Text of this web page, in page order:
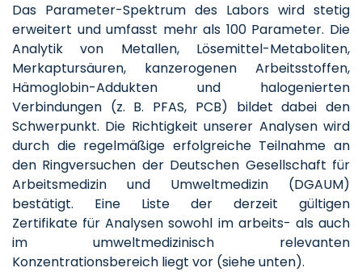
Das Parameter-Spektrum des Labors wird stetig
erweitert und umfasst mehr als 100 Parameter. Die
Analytik von Metallen, Lösemittel-Metaboliten,
Merkaptursäuren, kanzerogenen Arbeitsstoffen,
Hämoglobin-Addukten und halogenierten
Verbindungen (z. B. PFAS, PCB) bildet dabei den
Schwerpunkt. Die Richtigkeit unserer Analysen wird
durch die regelmäßige erfolgreiche Teilnahme an
den Ringversuchen der Deutschen Gesellschaft für
Arbeitsmedizin und Umweltmedizin (DGAUM)
bestätigt. Eine Liste der derzeit gültigen
Zertifikate für Analysen sowohl im arbeits- als auch
im umweltmedizinisch relevanten
Konzentrationsbereich liegt vor (siehe unten).